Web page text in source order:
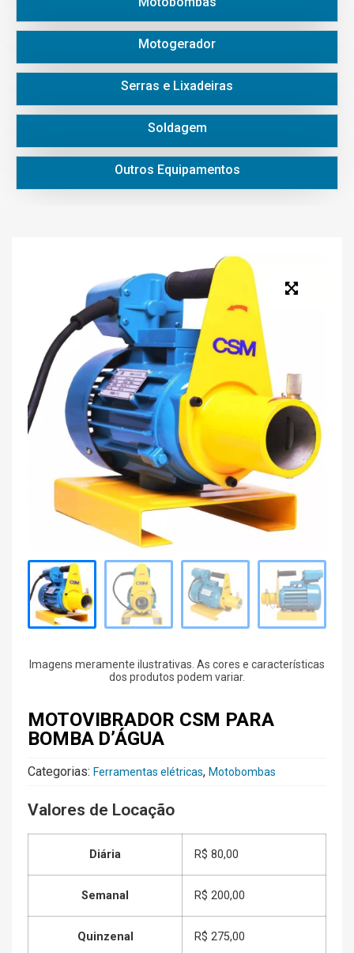
Motogerador
Serras e Lixadeiras
Soldagem
Outros Equipamentos
Imagens meramente ilustrativas. As cores e características
dos produtos podem variar.
MOTOVIBRADOR CSM PARA
BOMBA D’ÁGUA
Categorias: Ferramentas elétricas, Motobombas
Valores de Locação
Diária R$ 80,00
Semanal R$ 200,00
Quinzenal R$ 275,00